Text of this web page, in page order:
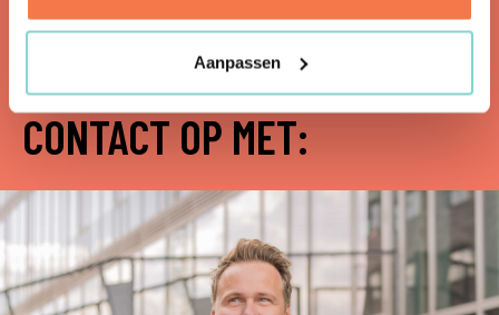
Aanpassen
MEER WETEN? NEEM
CONTACT OP MET: